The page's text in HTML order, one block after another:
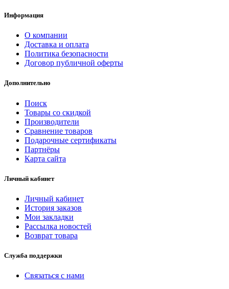
Информация
О компании
Доставка и оплата
Политика безопасности
Договор публичной оферты
Дополнительно
Поиск
Товары со скидкой
Производители
Сравнение товаров
Подарочные сертификаты
Партнёры
Карта сайта
Личный кабинет
Личный кабинет
История заказов
Мои закладки
Рассылка новостей
Возврат товара
Служба поддержки
Связаться с нами